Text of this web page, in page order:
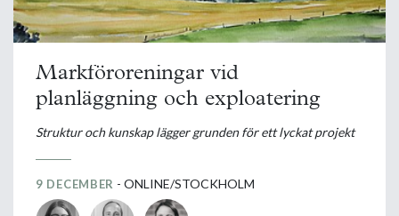
Markföroreningar vid
planläggning och exploatering
Struktur och kunskap lägger grunden för ett lyckat projekt
9 DECEMBER - ONLINE/STOCKHOLM